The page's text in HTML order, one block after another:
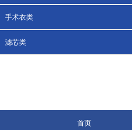
手术衣类
滤芯类
首页